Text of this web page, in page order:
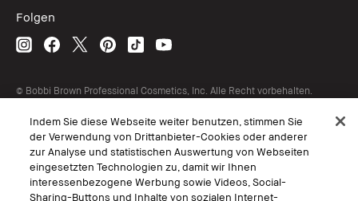
Folgen
© Bobbi Brown Professional Cosmetics, Inc. Alle Recht vorbehalten.
Interessen-Basierte Werbung
Geschäftsbedingungen
Datenschutzerklärung
Nutzungsbedingungen
Persönliche Einstellungen vornehmen
Indem Sie diese Webseite weiter benutzen, stimmen Sie
der Verwendung von Drittanbieter-Cookies oder anderer
zur Analyse und statistischen Auswertung von Webseiten
eingesetzten Technologien zu, damit wir Ihnen
interessenbezogene Werbung sowie Videos, Social-
Sharing-Buttons und Inhalte von sozialen Internet-